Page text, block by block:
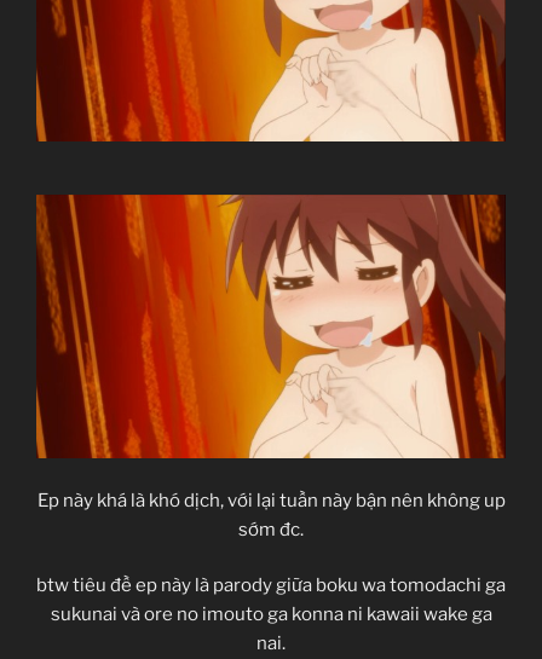
Ep này khá là khó dịch, với lại tuần này bận nên không up
sớm đc.
btw tiêu đề ep này là parody giữa boku wa tomodachi ga
sukunai và ore no imouto ga konna ni kawaii wake ga
nai.